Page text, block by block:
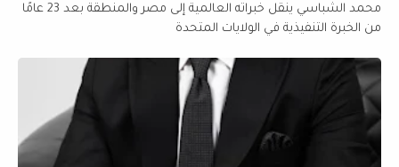
محمد الشباسي ينقل خبراته العالمية إلى مصر والمنطقة بعد 23 عامًا
من الخبرة التنفيذية في الولايات المتحدة